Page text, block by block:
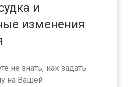
и
изменения
не знать, как задать
на Вашей